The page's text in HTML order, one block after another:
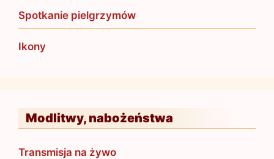
Spotkanie pielgrzymów
Ikony
Modlitwy, nabożeństwa
Transmisja na żywo